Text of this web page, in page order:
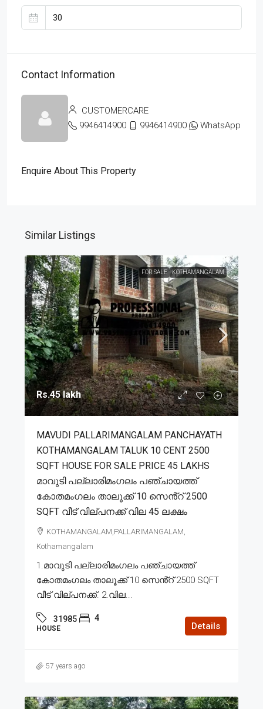
Contact Information
CUSTOMERCARE
9946414900
9946414900 WhatsApp
Enquire About This Property
Similar Listings
FOR SALE KOTHAMANGALAM
Rs.45 lakh
MAVUDI PALLARIMANGALAM PANCHAYATH
KOTHAMANGALAM TALUK 10 CENT 2500
SQFT HOUSE FOR SALE PRICE 45 LAKHS
മാവുടി പല്ലാരിമംഗലം പഞ്ചായത്ത്
കോതമംഗലം താലൂക്ക് 10 സെൻ്റ് 2500
SQFT വീട് വില്പനക്ക് വില 45 ലക്ഷം
KOTHAMANGALAM,PALLARIMANGALAM,
Kothamangalam
1.മാവുടി പല്ലാരിമംഗലം പഞ്ചായത്ത്
കോതമംഗലം താലൂക്ക് 10 സെൻ്റ് 2500 SQFT
വീട് വില്പനക്ക്. 2.വില...
31985 4
HOUSE Details
57 years ago